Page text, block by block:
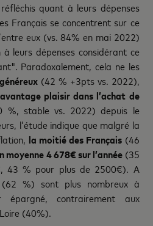
quant à leurs dépenses
Français se concentrent sur ce
eux (vs. 84% en mai 2022)
leurs dépenses considérant ce
Paradoxalement, cela ne les
(42 % +3pts vs. 2022),
plaisir dans l’achat de
%, stable vs. 2022) depuis le
l’étude indique que malgré la
la moitié des Français(46
moyenne 4 678€ sur l’année(35
43 % pour plus de 2500€). A
%) sont plus nombreux à
contrairement aux
(40%).